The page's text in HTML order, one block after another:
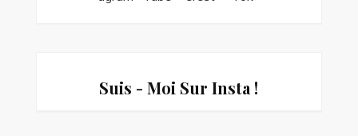
Suis - Moi Sur Insta !